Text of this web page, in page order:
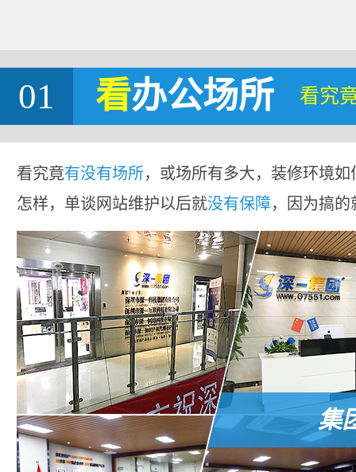
01 看办公场所 看究
看究竟有没有场所，或场所有多大，装修环境
怎样，单谈网站维护以后就没有保障，因为搞
集